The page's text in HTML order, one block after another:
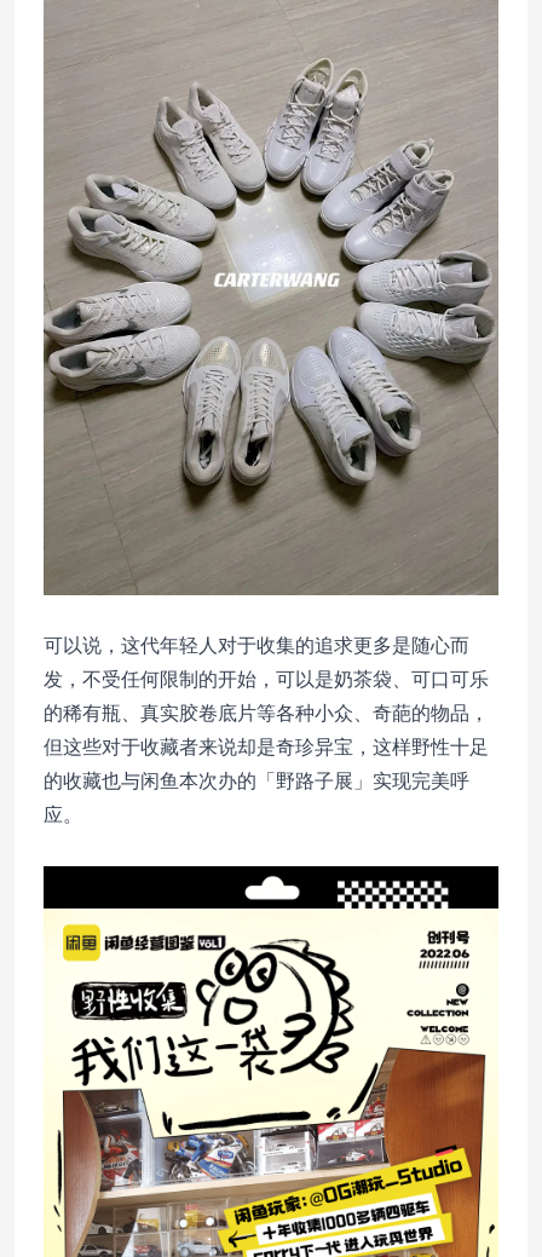
可以说，这代年轻人对于收集的追求更多是随心而
发，不受任何限制的开始，可以是奶茶袋、可口可乐
的稀有瓶、真实胶卷底片等各种小众、奇葩的物品，
但这些对于收藏者来说却是奇珍异宝，这样野性十足
的收藏也与闲鱼本次办的「野路子展」实现完美呼
应。